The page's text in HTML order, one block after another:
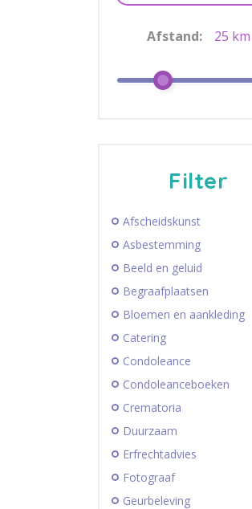
Afstand: 25 km
Filter
Afscheidskunst
Asbestemming
Beeld en geluid
Begraafplaatsen
Bloemen en aankleding
Catering
Condoleance
Condoleanceboeken
Crematoria
Duurzaam
Erfrechtadvies
Fotograaf
Geurbeleving